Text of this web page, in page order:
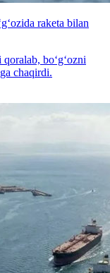
raketa bilan
bo‘g‘ozni
chaqirdi.